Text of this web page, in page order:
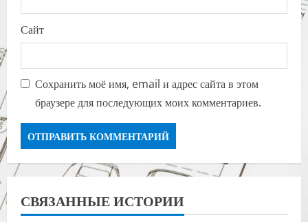
Сайт
Сохранить моё имя, email и адрес сайта в этом
браузере для последующих моих комментариев.
СВЯЗАННЫЕ ИСТОРИИ